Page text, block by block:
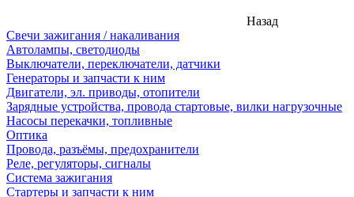
Назад
Свечи зажигания / накаливания
Автолампы, светодиоды
Выключатели, переключатели, датчики
Генераторы и запчасти к ним
Двигатели, эл. приводы, отопители
Зарядные устройства, провода стартовые, вилки нагрузочные
Насосы перекачки, топливные
Оптика
Провода, разъёмы, предохранители
Реле, регуляторы, сигналы
Система зажигания
Стартеры и запчасти к ним